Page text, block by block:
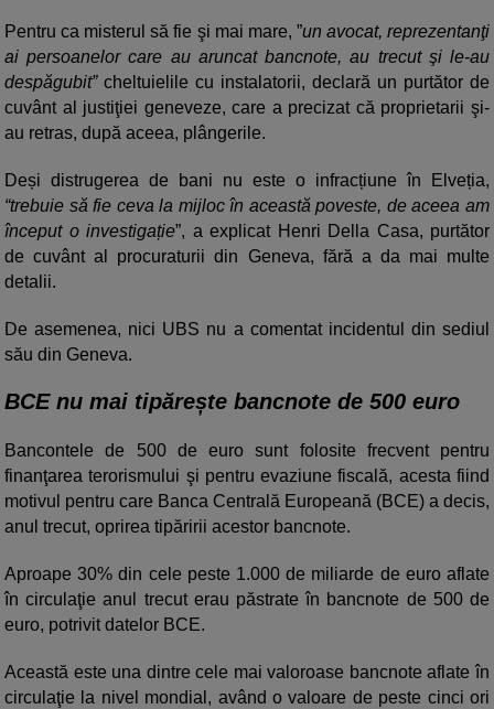
Pentru ca misterul să fie şi mai mare, ”un avocat, reprezentanţi
ai persoanelor care au aruncat bancnote, au trecut şi le-au
despăgubit”cheltuielile cu instalatorii, declară un purtător de
cuvânt al justiţiei geneveze, care a precizat că proprietarii şi-
au retras, după aceea, plângerile.
Deși distrugerea de bani nu este o infracțiune în Elveția,
“trebuie să fie ceva la mijloc în această poveste, de aceea am
început o investigație”, a explicat Henri Della Casa, purtător
de cuvânt al procuraturii din Geneva, fără a da mai multe
detalii.
De asemenea, nici UBS nu a comentat incidentul din sediul
său din Geneva.
BCE nu mai tipărește bancnote de 500 euro
Bancontele de 500 de euro sunt folosite frecvent pentru
finanţarea terorismului şi pentru evaziune fiscală, acesta fiind
motivul pentru care Banca Centrală Europeană (BCE) a decis,
anul trecut, oprirea tipăririi acestor bancnote.
Aproape 30% din cele peste 1.000 de miliarde de euro aflate
în circulaţie anul trecut erau păstrate în bancnote de 500 de
euro, potrivit datelor BCE.
Această este una dintre cele mai valoroase bancnote aflate în
circulaţie la nivel mondial, având o valoare de peste cinci ori